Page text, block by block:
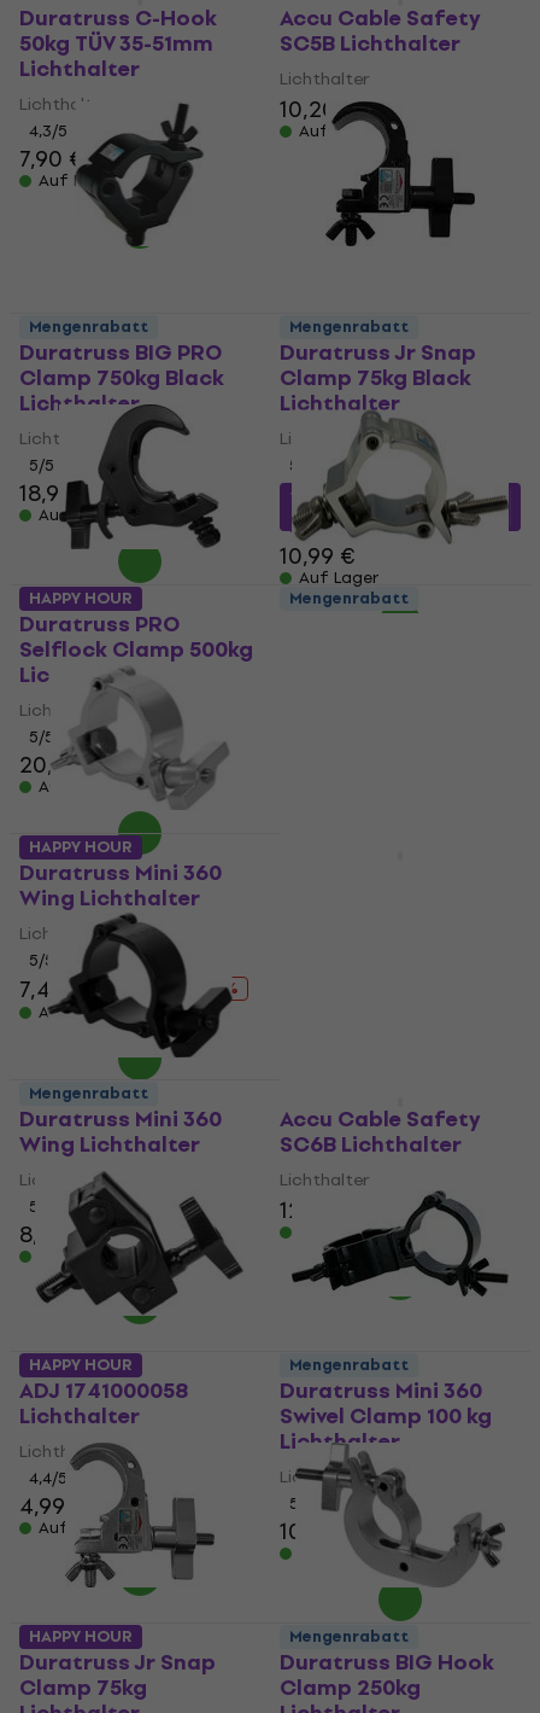
Duratruss C-Hook
50kg TÜV 35-51mm
Lichthalter
Lichthalter
4,3/5
7,90 €
Auf Lager
Accu Cable Safety
SC5B Lichthalter
Lichthalter
10,20 €
Auf Lager
Duratruss BIG PRO
Clamp 750kg Black
Lichthalter
Lichthalter
5/5
18,90 €
Auf Lager
Duratruss Jr Snap
Clamp 75kg Black
Lichthalter
Lichthalter
5
10 €mit dem Code
MUZMUZ-5
10,99 €
Auf Lager
Mengenrabatt
Duratruss PRO
Selflock Clamp 500kg
Lichthalter
Lichthalter
5/5
20,30 €
Auf Lager
Mengenrabatt
Duratruss BIG Jr.
HAPPY HOUR
Duratruss Mini 360
Wing Lichthalter
Lichthalter
5/5
7,49 € 8,89 €
- 16 %
Auf Lager
Mengenrabatt
HAPPY HOUR
Duratruss Mini 360
Wing Lichthalter
Lichthalter
5
8,09 €
Auf Lager
Accu Cable Safety
SC6B Lichthalter
Lichthalter
12,20 €
Auf Lager
Mengenrabatt
ADJ 1741000058
Lichthalter
Lichthalter
4,4/5
4,99 €
Auf Lager
Duratruss Mini 360
Swivel Clamp 100 kg
Lichthalter
Lichthalter
5
10,10 € 11,20 €
Auf Lager
HAPPY HOUR
Duratruss Jr Snap
Clamp 75kg
Mengenrabatt
Duratruss BIG Hook
Clamp 250kg
HAPPY HOUR Mengenrabatt